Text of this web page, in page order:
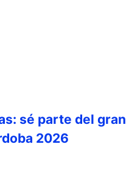
sé parte del
2026